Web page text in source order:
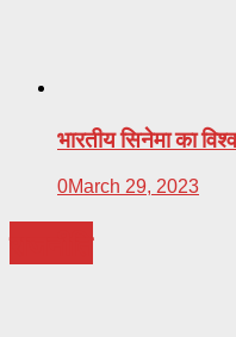
भारतीय सिनेमा का
0March 29, 2023